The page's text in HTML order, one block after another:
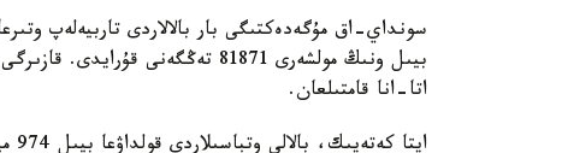
سونداي-اق مۇگەدەكتىگى بار بالالاردى تاربيەلەپ
اتا-انا قامتىلعان.
ايتا كەتەيىك، بالالى وتباسىلاردى قولداۋعا بيىل 974 ميلليارد تەڭگە ءبولىندى.